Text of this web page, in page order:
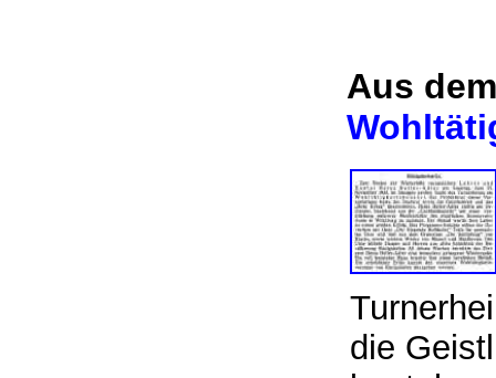
Aus
die